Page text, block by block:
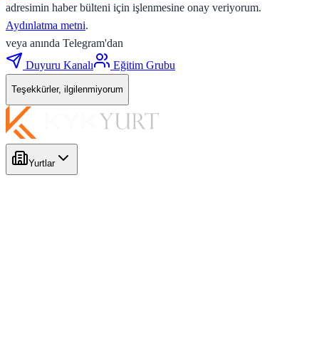
adresimin haber bülteni için işlenmesine onay veriyorum.
Aydınlatma metni.
veya anında Telegram'dan
Duyuru Kanalı
Eğitim Grubu
Teşekkürler, ilgilenmiyorum
Yurtlar